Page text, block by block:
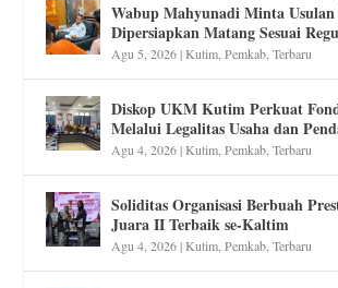
Wabup Mahyunadi Minta Usulan
Dipersiapkan Matang Sesuai
Agu 5, 2026|Kutim ,Pemkab ,Terbaru
Diskop UKM Kutim Perkuat
Melalui Legalitas Usaha dan
Agu 4, 2026|Kutim ,Pemkab ,Terbaru
Soliditas Organisasi Berbuah
Juara II Terbaik se-Kaltim
Agu 4, 2026|Kutim ,Pemkab ,Terbaru